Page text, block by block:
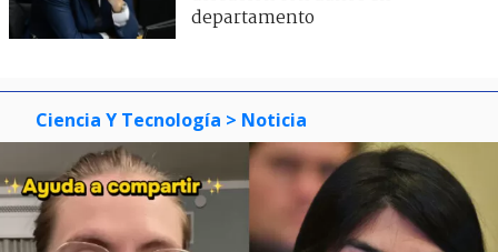
departamento
Ciencia Y Tecnología > Noticia